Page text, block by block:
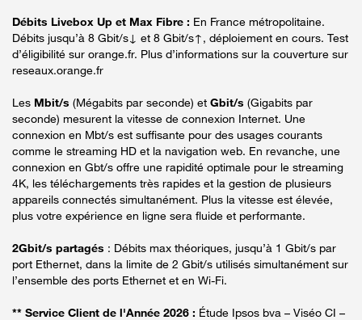
Débits Livebox Up et Max Fibre : En France métropolitaine.
Débits jusqu’à 8 Gbit/s↓ et 8 Gbit/s↑, déploiement en cours. Test
d’éligibilité sur orange.fr. Plus d’informations sur la couverture sur
reseaux.orange.fr
Les Mbit/s (Mégabits par seconde) et Gbit/s (Gigabits par
seconde) mesurent la vitesse de connexion Internet. Une
connexion en Mbt/s est suffisante pour des usages courants
comme le streaming HD et la navigation web. En revanche, une
connexion en Gbt/s offre une rapidité optimale pour le streaming
4K, les téléchargements très rapides et la gestion de plusieurs
appareils connectés simultanément. Plus la vitesse est élevée,
plus votre expérience en ligne sera fluide et performante.
2Gbit/s partagés : Débits max théoriques, jusqu’à 1 Gbit/s par
port Ethernet, dans la limite de 2 Gbit/s utilisés simultanément sur
l’ensemble des ports Ethernet et en Wi-Fi.
** Service Client de l'Année 2026 : Étude Ipsos bva – Viséo CI –